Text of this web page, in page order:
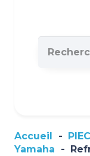
Accueil -
Yamaha
-